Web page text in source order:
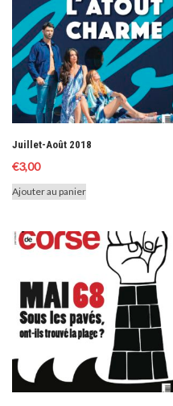
Juillet-Août 2018
€3,00
Ajouter au panier